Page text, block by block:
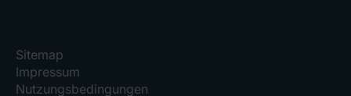
Sitemap
Impressum
Nutzungsbedingungen